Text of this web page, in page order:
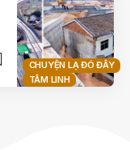
CHUYỆN LẠ ĐÓ ĐÂY
TÂM LINH